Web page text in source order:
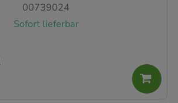
00739024
Sofort lieferbar